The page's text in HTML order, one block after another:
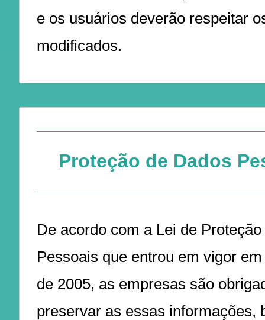
e os usuários deverão respeitar
modificados.
Proteção de Dados
De acordo com a Lei de
Pessoais que entrou em vigor
de 2005, as empresas são
preservar as essas informações,